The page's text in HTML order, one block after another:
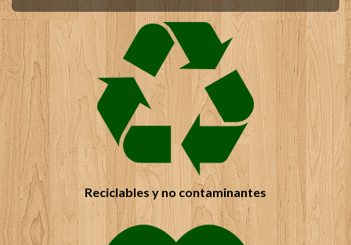
Busqué por toda la Comunidad Valenciana unos
carpinteros Valencia fabricantes de casas de
madera que me dieran garantías, cuando dejé mi
proyecto en manos de 'Todo en Madera', sabía
que podía estar tranquilo
Rubén Márquez
La empresa 'Todo en Madera' me construyó e
instaló una caseta para el jardín; después de pasar
el invierno y las inclemencias del tiempo, la
madera sigue como nueva, hicieron un gran
trabajo
Marina Romero
Cliente
Reciclables y no contaminantes